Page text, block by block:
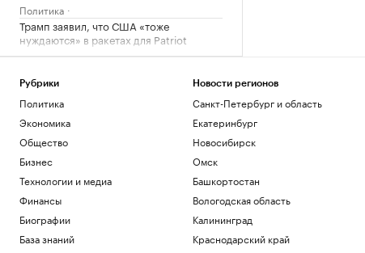
Политика
Трамп заявил, что США «тоже
нуждаются» в ракетах для Patriot
Политика
крупнейшие финансовые компании
США
Новая категория
Трамп подписал указы,
ограничивающие право на
гражданство по рождению
Политика
В Пензенской области ввели план
«Ковер»
Политика
Четыре человека погибли при взрыве в
Рубрики
Политика
Экономика
Общество
Бизнес
Технологии и медиа
Финансы
Биографии
База знаний
Новости регионов
Санкт-Петербург и область
Екатеринбург
Новосибирск
Омск
Башкортостан
Вологодская область
Калининград
Краснодарский край